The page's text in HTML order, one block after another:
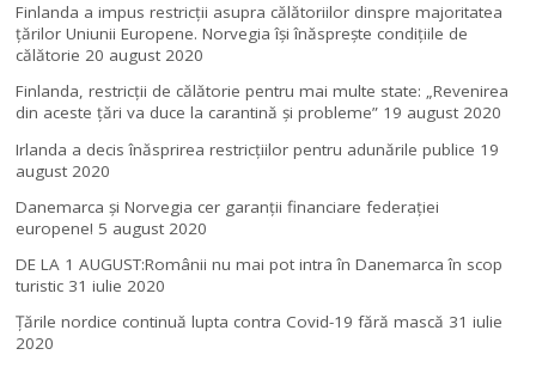
Finlanda a impus restricţii asupra călătoriilor dinspre majoritatea
ţărilor Uniunii Europene. Norvegia își înăsprește condițiile de
călătorie 20 august 2020
Finlanda, restricţii de călătorie pentru mai multe state: „Revenirea
din aceste ţări va duce la carantină şi probleme” 19 august 2020
Irlanda a decis înăsprirea restricțiilor pentru adunările publice 19
august 2020
Danemarca și Norvegia cer garanții financiare federației
europene! 5 august 2020
DE LA 1 AUGUST:Românii nu mai pot intra în Danemarca în scop
turistic 31 iulie 2020
Țările nordice continuă lupta contra Covid-19 fără mască 31 iulie
2020